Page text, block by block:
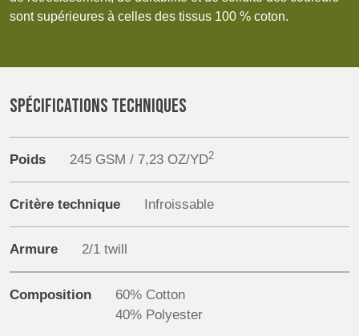
Media
Événements
Contact
Connexion
SLOVAKIA
LATVIA
GERMANY,
AUSTRIA &
SWITZERLAND
HOLLAND
DINDE
BULGARIA,
HUNGARY,
ROMANIA
BELGIUM,
sont supérieures à celles des tissus 100 % coton.
SPÉCIFICATIONS TECHNIQUES
Poids 245 GSM / 7,23 OZ/YD2
Critère technique Infroissable
Armure 2/1 twill
Composition
60% Cotton
40% Polyester